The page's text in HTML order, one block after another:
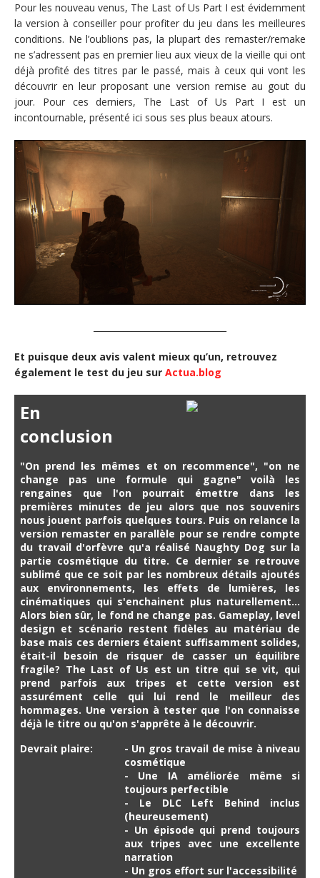
Pour les nouveau venus, The Last of Us Part I est évidemment
la version à conseiller pour profiter du jeu dans les meilleures
conditions. Ne l’oublions pas, la plupart des remaster/remake
ne s’adressent pas en premier lieu aux vieux de la vieille qui ont
déjà profité des titres par le passé, mais à ceux qui vont les
découvrir en leur proposant une version remise au gout du
jour. Pour ces derniers, The Last of Us Part I est un
incontournable, présenté ici sous ses plus beaux atours.
Et puisque deux avis valent mieux qu’un, retrouvez
également le test du jeu sur Actua.blog
En
conclusion
"On prend les mêmes et on recommence", "on ne
change pas une formule qui gagne" voilà les
rengaines que l'on pourrait émettre dans les
premières minutes de jeu alors que nos souvenirs
nous jouent parfois quelques tours. Puis on relance la
version remaster en parallèle pour se rendre compte
du travail d'orfèvre qu'a réalisé Naughty Dog sur la
partie cosmétique du titre. Ce dernier se retrouve
sublimé que ce soit par les nombreux détails ajoutés
aux environnements, les effets de lumières, les
cinématiques qui s'enchainent plus naturellement...
Alors bien sûr, le fond ne change pas. Gameplay, level
design et scénario restent fidèles au matériau de
base mais ces derniers étaient suffisamment solides,
était-il besoin de risquer de casser un équilibre
fragile? The Last of Us est un titre qui se vit, qui
prend parfois aux tripes et cette version est
assurément celle qui lui rend le meilleur des
hommages. Une version à tester que l'on connaisse
déjà le titre ou qu'on s'apprête à le découvrir.
Devrait plaire:
- Un gros travail de mise à niveau
cosmétique
- Une IA améliorée même si
toujours perfectible
- Le DLC Left Behind inclus
(heureusement)
- Un épisode qui prend toujours
aux tripes avec une excellente
narration
- Un gros effort sur l'accessibilité